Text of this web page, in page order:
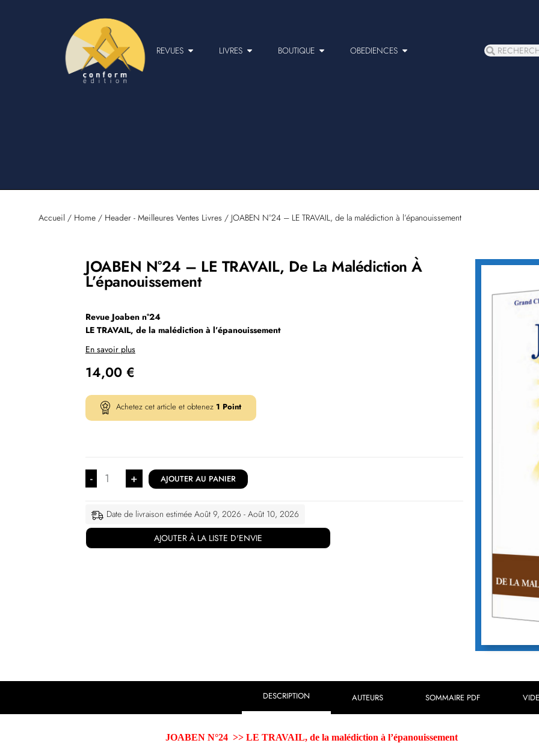
REVUES LIVRES BOUTIQUE OBEDIENCES
Accueil/ Home/ Header - Meilleures Ventes Livres/ JOABEN N°24 – LE TRAVAIL, de la malédiction à l’épanouissement
JOABEN N°24 – LE TRAVAIL, De La Malédiction À
L’épanouissement
Revue Joaben n°24
LE TRAVAIL, de la malédiction à l’épanouissement
En savoir plus
14,00 €
Achetez cet article et obtenez 1 Point
- + AJOUTER AU PANIER
Date de livraison estimée Août 9, 2026 - Août 10, 2026
AJOUTER À LA LISTE D'ENVIE
DESCRIPTION AUTEURS SOMMAIRE PDF
JOABEN N°24 >> LE TRAVAIL, de la malédiction à l’épanouissement